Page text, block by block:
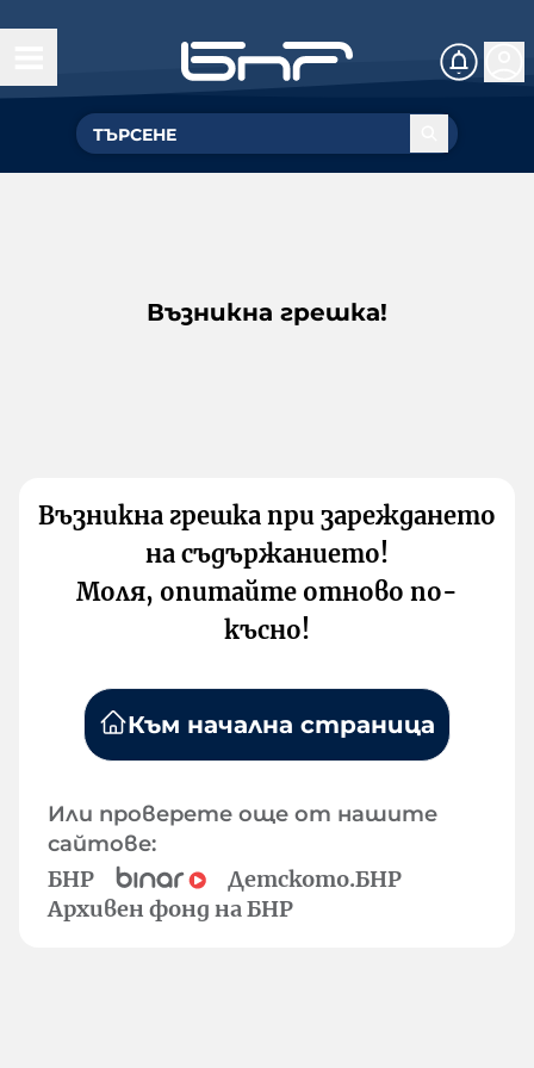
Възникна грешка!
Възникна грешка при зареждането
на съдържанието!
Моля, опитайте отново по-
късно!
Към начална страница
Или проверете още от нашите
сайтове:
БНР
Детското.БНР
Архивен фонд на БНР